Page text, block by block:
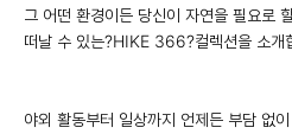
그 어떤 환경이든 당신이 자연을 필요로
떠날 수 있는?HIKE 366?컬렉션을 소개
야외 활동부터 일상까지 언제든 부담 없